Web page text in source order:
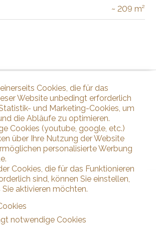
~ 209 m²
Cookies, die für das
Website unbedingt erforderlich
und Marketing-Cookies, um
die Abläufe zu optimieren.
Cookies (youtube, google, etc.)
über Ihre Nutzung der Website
personalisierte Werbung
Cookies, die für das Funktionieren
sind, können Sie einstellen,
aktivieren möchten.
notwendige Cookies